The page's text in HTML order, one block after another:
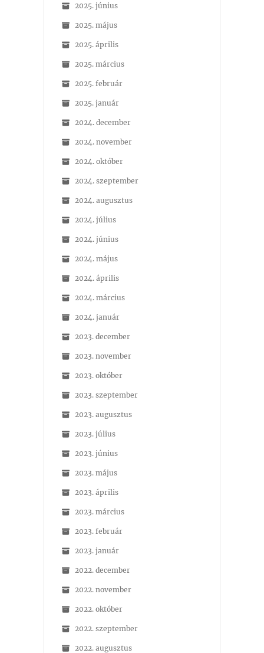
2025. június
2025. május
2025. április
2025. március
2025. február
2025. január
2024. december
2024. november
2024. október
2024. szeptember
2024. augusztus
2024. július
2024. június
2024. május
2024. április
2024. március
2024. január
2023. december
2023. november
2023. október
2023. szeptember
2023. augusztus
2023. július
2023. június
2023. május
2023. április
2023. március
2023. február
2023. január
2022. december
2022. november
2022. október
2022. szeptember
2022. augusztus